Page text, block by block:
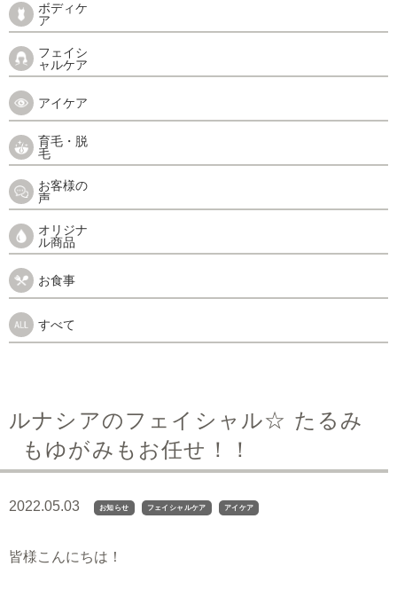
ボディケ
ア
フェイシ
ャルケア
アイケア
育毛・脱
毛
お客様の
声
オリジナ
ル商品
お食事
すべて
ルナシアのフェイシャル☆ たるみ
もゆがみもお任せ！！
2022.05.03 お知らせ フェイシャルケア アイケア
皆様こんにちは！